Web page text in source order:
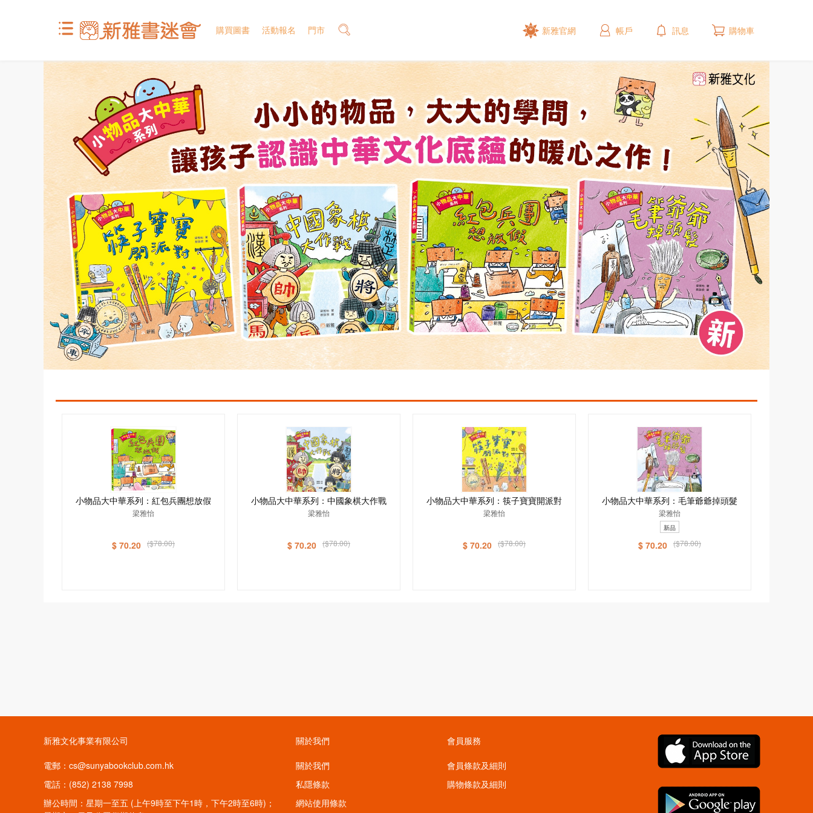
小物品大中華系列：紅包兵團想放假
梁雅怡
$ 70.20 ($78.00)
小物品大中華系列：中國象棋大作戰
梁雅怡
$ 70.20 ($78.00)
小物品大中華系列：筷子寶寶開派對
梁雅怡
$ 70.20 ($78.00)
小物品大中華系列：毛筆爺爺掉頭髮
梁雅怡
新品
$ 70.20 ($78.00)
購買圖書 活動報名 門市 新雅官網 帳戶 訊息 購物車
新雅文化事業有限公司
電郵：cs@sunyabookclub.com.hk
電話：(852) 2138 7998
辦公時間：星期一至五 (上午9時至下午1時，下午2時至6時)；
關於我們
關於我們
私隱條款
網站使用條款
會員服務
會員條款及細則
購物條款及細則